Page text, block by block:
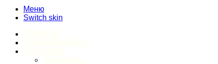
Меню
Switch skin